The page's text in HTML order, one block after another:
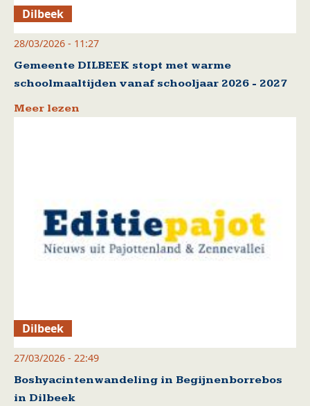
Dilbeek
28/03/2026 - 11:27
Gemeente DILBEEK stopt met warme
schoolmaaltijden vanaf schooljaar 2026 - 2027
Meer lezen
Dilbeek
27/03/2026 - 22:49
Boshyacintenwandeling in Begijnenborrebos
in Dilbeek